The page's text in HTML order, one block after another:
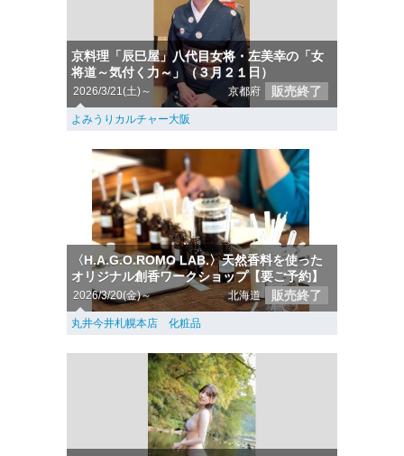
京料理「辰巳屋」八代目女将・左美幸の「女
将道～気付く力～」（３月２１日）
2026/3/21(土)～ 京都府 販売終了
よみうりカルチャー大阪
〈H.A.G.O.ROMO LAB.〉天然香料を使った
オリジナル創香ワークショップ【要ご予約】
2026/3/20(金)～ 北海道 販売終了
丸井今井札幌本店 化粧品